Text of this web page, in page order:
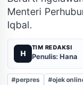
Menteri
Iqbal.
H
TIM REDAKSI
Penulis: Hana
#perpres #ojek